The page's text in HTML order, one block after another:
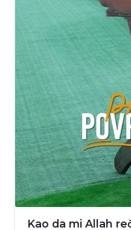
Kao da mi Allah